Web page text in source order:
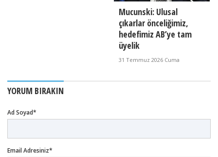
Mucunski: Ulusal
çıkarlar önceliğimiz,
hedefimiz AB’ye tam
üyelik
31 Temmuz 2026 Cuma
YORUM BIRAKIN
Ad Soyad*
Email Adresiniz*